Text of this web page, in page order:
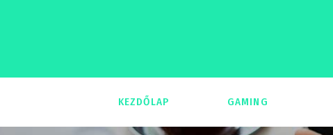
KEZDŐLAP GAMING